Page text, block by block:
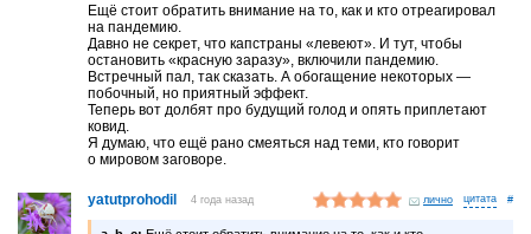
Ещё стоит обратить внимание на то, как и кто отреагировал
на пандемию.
Давно не секрет, что капстраны «левеют». И тут, чтобы
остановить «красную заразу», включили пандемию.
Встречный пал, так сказать. А обогащение некоторых —
побочный, но приятный эффект.
Теперь вот долбят про будущий голод и опять приплетают
ковид.
Я думаю, что ещё рано смеяться над теми, кто говорит
о мировом заговоре.
yatutprohodil 4 года назад лично #